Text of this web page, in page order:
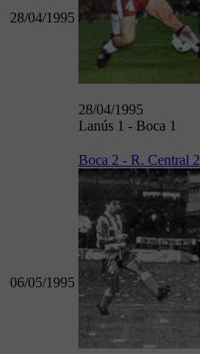
28/04/1995
28/04/1995
Lanús 1 - Boca 1
06/05/1995
Boca 2 - R. Central 2